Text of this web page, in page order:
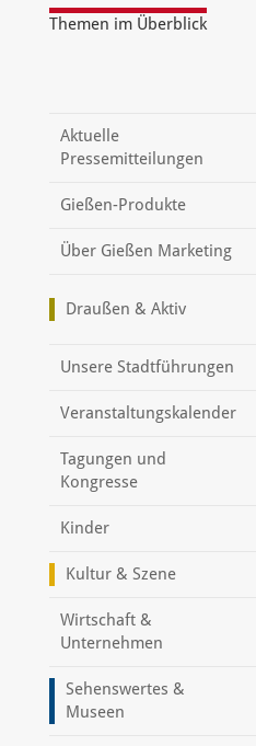
Themen im Überblick
Aktuelle
Pressemitteilungen
Gießen-Produkte
Über Gießen Marketing
Draußen & Aktiv
Unsere Stadtführungen
Veranstaltungskalender
Tagungen und
Kongresse
Kinder
Kultur & Szene
Wirtschaft &
Unternehmen
Sehenswertes &
Museen